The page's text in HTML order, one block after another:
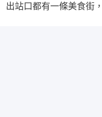
出站口都有一條美食街